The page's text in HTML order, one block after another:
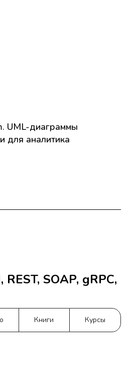
UML-диаграммы
для аналитика
REST, SOAP, gRPC,
Книги Курсы